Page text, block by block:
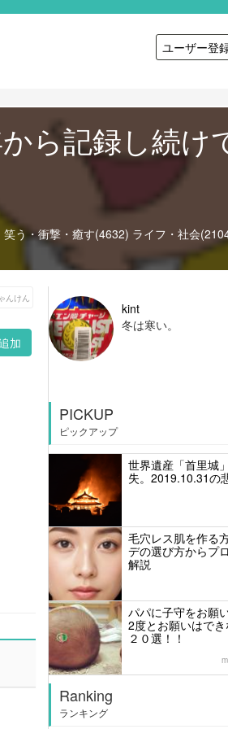
ユーザー登
ら記録し続け
笑う・衝撃・癒す(4632) ライフ・社会
んけん
加
kint
冬は寒い。
PICKUP
ピックアップ
世界遺産「首里城
失。2019.10.31の
毛穴レス肌を作る
デの選び方からプ
解説
パパに子守をお願
2度とお願いはで
２０選！！
Ranking
ランキング